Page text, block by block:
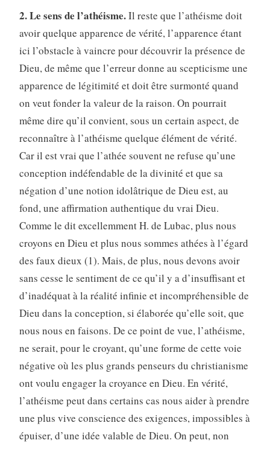
2. Le sens de l’athéisme.Il reste que l’athéisme doit
avoir quelque apparence de vérité, l’apparence étant
ici l’obstacle à vaincre pour découvrir la présence de
Dieu, de même que l’erreur donne au scepticisme une
apparence de légitimité et doit être surmonté quand
on veut fonder la valeur de la raison. On pourrait
même dire qu’il convient, sous un certain aspect, de
reconnaître à l’athéisme quelque élément de vérité.
Car il est vrai que l’athée souvent ne refuse qu’une
conception indéfendable de la divinité et que sa
négation d’une notion idolâtrique de Dieu est, au
fond, une affirmation authentique du vrai Dieu.
Comme le dit excellemment H. de Lubac, plus nous
croyons en Dieu et plus nous sommes athées à l’égard
des faux dieux (1). Mais, de plus, nous devons avoir
sans cesse le sentiment de ce qu’il y a d’insuffisant et
d’inadéquat à la réalité infinie et incompréhensible de
Dieu dans la conception, si élaborée qu’elle soit, que
nous nous en faisons. De ce point de vue, l’athéisme,
ne serait, pour le croyant, qu’une forme de cette voie
négative où les plus grands penseurs du christianisme
ont voulu engager la croyance en Dieu. En vérité,
l’athéisme peut dans certains cas nous aider à prendre
une plus vive conscience des exigences, impossibles à
épuiser, d’une idée valable de Dieu. On peut, non